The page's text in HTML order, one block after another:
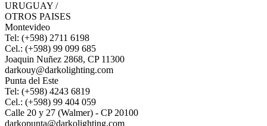
URUGUAY /
OTROS PAISES
Montevideo
Tel: (+598) 2711 6198
Cel.: (+598) 99 099 685
Joaquin Nuñez 2868, CP 11300
darkouy@darkolighting.com
Punta del Este
Tel: (+598) 4243 6819
Cel.: (+598) 99 404 059
Calle 20 y 27 (Walmer) - CP 20100
darkopunta@darkolighting.com